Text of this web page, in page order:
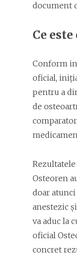
document
Ce
Conform
oficial,
pentru a
de
Osteoren
doar
anestezic
va aduc la
oficial
concret